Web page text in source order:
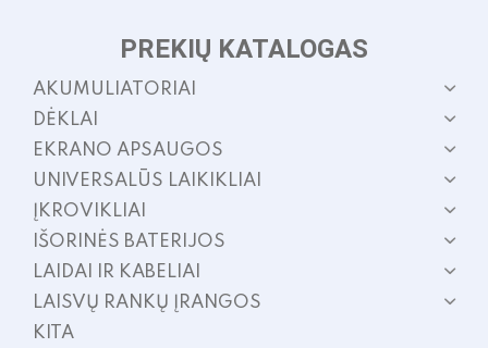
PREKIŲ KATALOGAS
AKUMULIATORIAI
DĖKLAI
EKRANO APSAUGOS
UNIVERSALŪS LAIKIKLIAI
ĮKROVIKLIAI
IŠORINĖS BATERIJOS
LAIDAI IR KABELIAI
LAISVŲ RANKŲ ĮRANGOS
KITA